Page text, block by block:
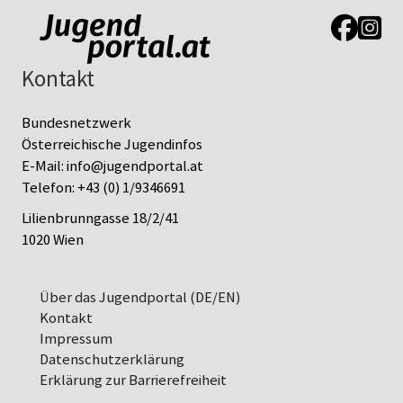
Link zur
Link
Kontakt
Bundesnetzwerk
Österreichische Jugendinfos
E-Mail:info@jugendportal.at
Telefon:+43 (0) 1/9346691
Lilienbrunngasse 18/2/41
1020 Wien
Über das Jugendportal (DE/EN)
Kontakt
Impressum
Datenschutz­erklärung
Erklärung zur Barrierefreiheit